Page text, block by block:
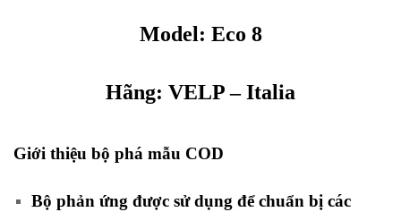
Model: Eco 8
Hãng: VELP– Italia
Giới thiệu bộ phá mẫu COD
Bộ phản ứng được sử dụng để chuẩn bị các